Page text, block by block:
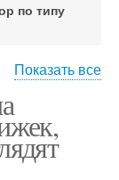
по типу
для
волос
Показать все